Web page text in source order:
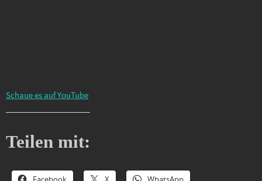
Schaue es auf YouTube
Teilen mit: